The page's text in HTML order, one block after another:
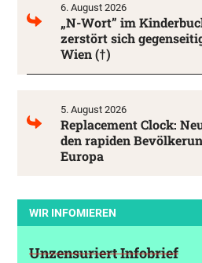
6. August 2026
„N-Wort” im
zerstört sich
Wien (†)
5. August 2026
Replacement Clock:
den rapiden
Europa
WIR INFOMIEREN
Unzensuriert Infobrief